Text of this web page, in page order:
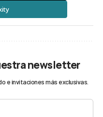
newsletter
e invitaciones más exclusivas.